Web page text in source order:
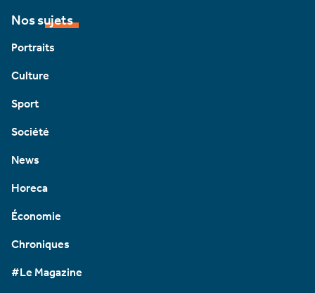
Nos sujets
Portraits
Culture
Sport
Société
News
Horeca
Économie
Chroniques
#Le Magazine